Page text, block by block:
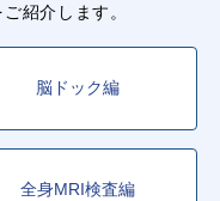
紹介します。
脳ドック編
全身MRI検査編